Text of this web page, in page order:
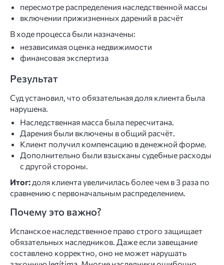
пересмотре распределения наследственной массы
включении прижизненных дарений в расчёт
В ходе процесса были назначены:
независимая оценка недвижимости
финансовая экспертиза
Результат
Суд установил, что обязательная доля клиента была
нарушена.
Наследственная масса была пересчитана.
Дарения были включены в общий расчёт.
Клиент получил компенсацию в денежной форме.
Дополнительно были взысканы судебные расходы
с другой стороны.
Итог: доля клиента увеличилась более чем в 3 раза по
сравнению с первоначальным распределением.
Почему это важно?
Испанское наследственное право строго защищает
обязательных наследников. Даже если завещание
составлено корректно, оно не может нарушать